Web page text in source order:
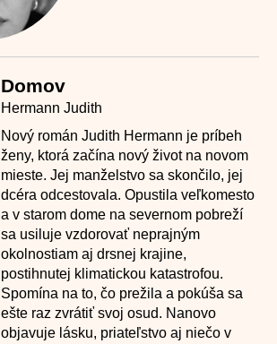
Domov
Hermann Judith
Nový román Judith Hermann je príbeh
ženy, ktorá začína nový život na novom
mieste. Jej manželstvo sa skončilo, jej
dcéra odcestovala. Opustila veľkomesto
a v starom dome na severnom pobreží
sa usiluje vzdorovať neprajným
okolnostiam aj drsnej krajine,
postihnutej klimatickou katastrofou.
Spomína na to, čo prežila a pokúša sa
ešte raz zvrátiť svoj osud. Nanovo
objavuje lásku, priateľstvo aj niečo v